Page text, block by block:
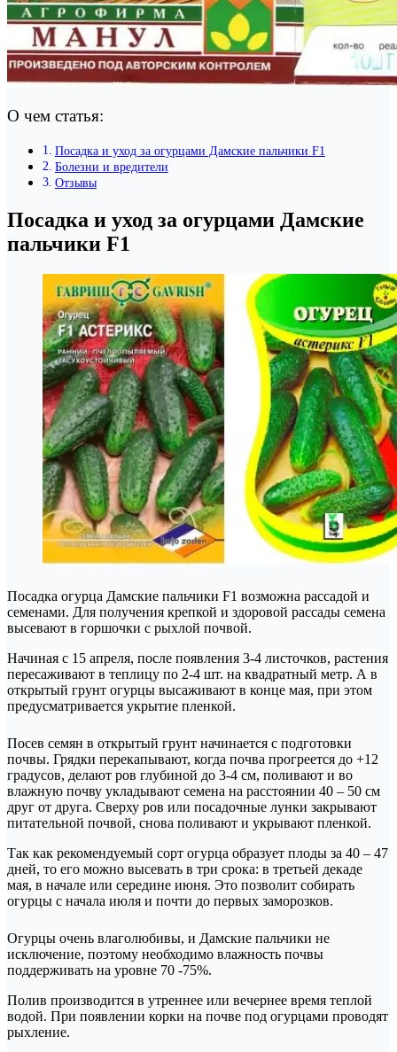
О чем статья:
Посадка и уход за огурцами Дамские пальчики F1
Болезни и вредители
Отзывы
Посадка и уход за огурцами Дамские
пальчики F1
Посадка огурца Дамские пальчики F1 возможна рассадой и
семенами. Для получения крепкой и здоровой рассады семена
высевают в горшочки с рыхлой почвой.
Начиная с 15 апреля, после появления 3-4 листочков, растения
пересаживают в теплицу по 2-4 шт. на квадратный метр. А в
открытый грунт огурцы высаживают в конце мая, при этом
предусматривается укрытие пленкой.
Посев семян в открытый грунт начинается с подготовки
почвы. Грядки перекапывают, когда почва прогреется до +12
градусов, делают ров глубиной до 3-4 см, поливают и во
влажную почву укладывают семена на расстоянии 40 – 50 см
друг от друга. Сверху ров или посадочные лунки закрывают
питательной почвой, снова поливают и укрывают пленкой.
Так как рекомендуемый сорт огурца образует плоды за 40 – 47
дней, то его можно высевать в три срока: в третьей декаде
мая, в начале или середине июня. Это позволит собирать
огурцы с начала июля и почти до первых заморозков.
Огурцы очень влаголюбивы, и Дамские пальчики не
исключение, поэтому необходимо влажность почвы
поддерживать на уровне 70 -75%.
Полив производится в утреннее или вечернее время теплой
водой. При появлении корки на почве под огурцами проводят
рыхление.